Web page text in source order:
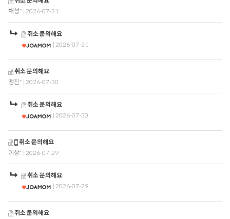
채성* | 2026-07-31
취소 문의해요
| 2026-07-31
취소 문의해요
맹진* | 2026-07-30
취소 문의해요
| 2026-07-30
취소 문의해요
이상* | 2026-07-29
취소 문의해요
| 2026-07-29
취소 문의해요